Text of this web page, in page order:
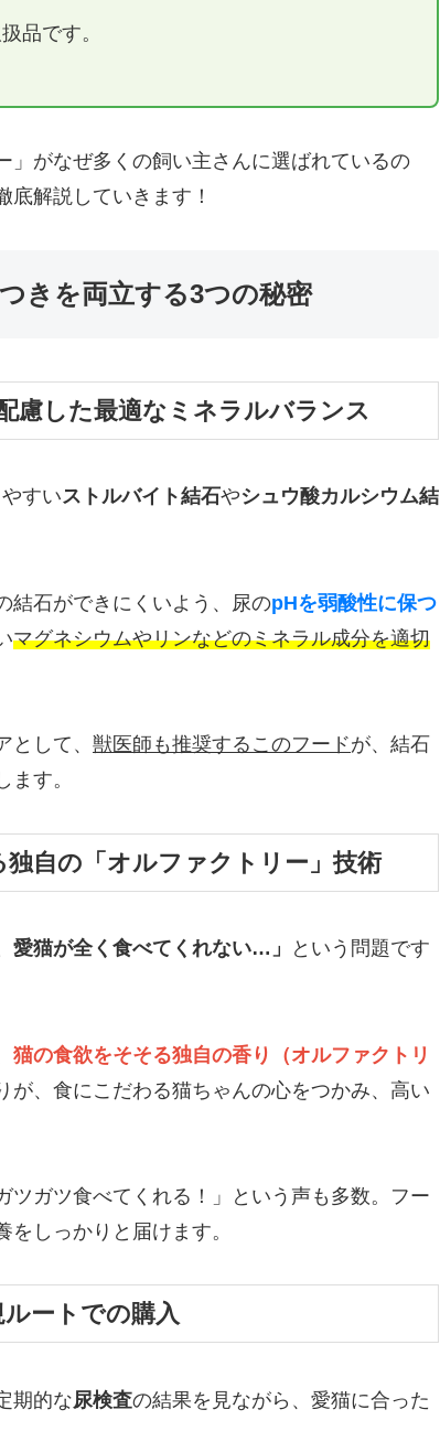
品です。
」がなぜ多くの飼い主さんに選ばれているの
解説していきます！
きを両立する3つの秘密
慮した最適なミネラルバランス
すいストルバイト結石やシュウ酸カルシウム結
結石ができにくいよう、尿のpHを弱酸性に保つ
マグネシウムやリンなどのミネラル成分を適切
して、 獣医師も推奨するこのフードが、結石
す。
独自の「オルファクトリー」技術
愛猫が全く食べてくれない…」
という問題です
猫の食欲をそそる独自の香り（オルファクトリ
が、食にこだわる猫ちゃんの心をつかみ、高い
ツガツ食べてくれる！」という声も多数。フー
しっかりと届けます。
ルートでの購入
期的な尿検査の結果を見ながら、愛猫に合った